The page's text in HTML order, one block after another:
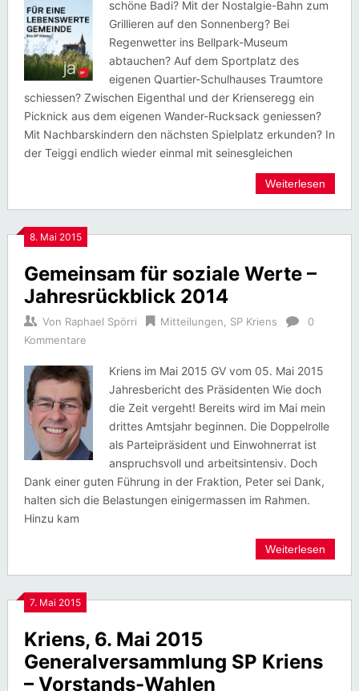
schöne Badi? Mit der Nostalgie-Bahn zum
Grillieren auf den Sonnenberg? Bei
Regenwetter ins Bellpark-Museum
abtauchen? Auf dem Sportplatz des
eigenen Quartier-Schulhauses Traumtore
schiessen? Zwischen Eigenthal und der Krienseregg ein
Picknick aus dem eigenen Wander-Rucksack geniessen?
Mit Nachbarskindern den nächsten Spielplatz erkunden? In
der Teiggi endlich wieder einmal mit seinesgleichen
Weiterlesen
8. Mai 2015
Gemeinsam für soziale Werte –
Jahresrückblick 2014
Von Raphael Spörri Mitteilungen SP Kriens
0
Kommentare
Kriens im Mai 2015 GV vom 05. Mai 2015
Jahresbericht des Präsidenten Wie doch
die Zeit vergeht! Bereits wird im Mai mein
drittes Amtsjahr beginnen. Die Doppelrolle
als Parteipräsident und Einwohnerrat ist
anspruchsvoll und arbeitsintensiv. Doch
Dank einer guten Führung in der Fraktion, Peter sei Dank,
halten sich die Belastungen einigermassen im Rahmen.
Hinzu kam
Weiterlesen
7. Mai 2015
Kriens, 6. Mai 2015
Generalversammlung SP Kriens
– Vorstands-Wahlen